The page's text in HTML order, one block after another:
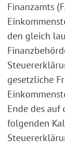
Finanzamts
den gleich
gesetzliche
Ende des auf
folgenden